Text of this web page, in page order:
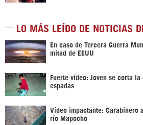
LO MÁS LEÍDO DE NOTICIAS
En caso de Tercera Guerra
mitad de EEUU
Fuerte vídeo: Joven se corta
espadas
Vídeo impactante: Carabinero
río Mapocho